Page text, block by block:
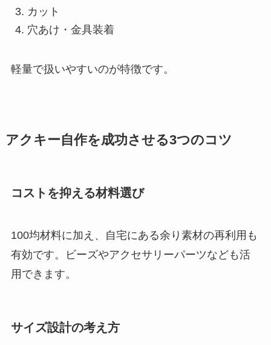
カット
穴あけ・金具装着
軽量で扱いやすいのが特徴です。
アクキー自作を成功させる3つのコツ
コストを抑える材料選び
100均材料に加え、自宅にある余り素材の再利用も
有効です。ビーズやアクセサリーパーツなども活
用できます。
サイズ設計の考え方